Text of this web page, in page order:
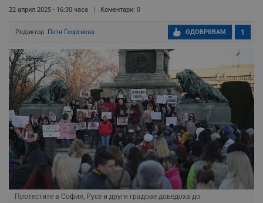
22 април 2025 - 16:30 часа Коментари: 0
Редактор: Петя Георгиева 1
ОДОБРЯВАМ
Протестите в София, Русе и други градове доведоха до